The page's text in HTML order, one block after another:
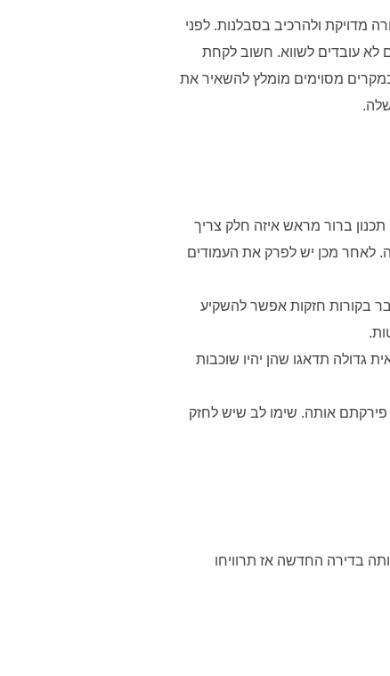
מדויקת ולהרכיב בסבלנות. לפני
עובדים לשווא. חשוב לקחת
מסוימים מומלץ להשאיר את
ברור מראש איזה חלק צריך
לאחר מכן יש לפרק את העמודים
בקורות חזקות אפשר להשקיע
תדאגו שהן יהיו שוכבות
אותה. שימו לב שיש לחזק
בדירה החדשה אז תרוויחו